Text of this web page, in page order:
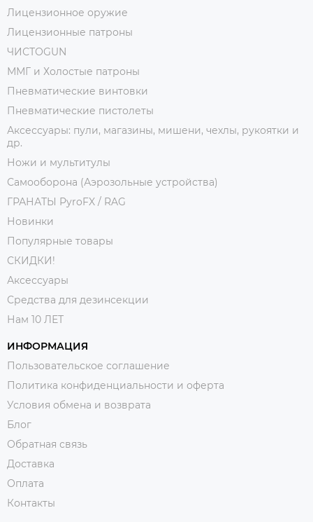
Лицензионное оружие
Лицензионные патроны
ЧИСТОGUN
ММГ и Холостые патроны
Пневматические винтовки
Пневматические пистолеты
Аксессуары: пули, магазины, мишени, чехлы, рукоятки и
др.
Ножи и мультитулы
Самооборона (Аэрозольные устройства)
ГРАНАТЫ PyroFX / RAG
Новинки
Популярные товары
СКИДКИ!
Аксессуары
Средства для дезинсекции
Нам 10 ЛЕТ
ИНФОРМАЦИЯ
Пользовательское соглашение
Политика конфиденциальности и оферта
Условия обмена и возврата
Блог
Обратная связь
Доставка
Оплата
Контакты